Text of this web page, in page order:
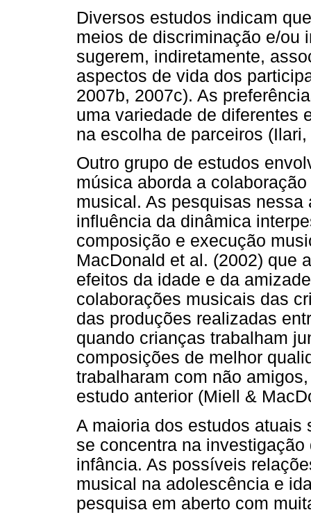
Diversos estudos indicam
meios de discriminação e/ou
sugerem, indiretamente,
aspectos de vida dos
2007b, 2007c). As
uma variedade de diferentes
na escolha de parceiros (Ilari,
Outro grupo de estudos
música aborda a
musical. As pesquisas
influência da dinâmica
composição e execução
MacDonald et al. (2002) que
efeitos da idade e da
colaborações musicais das
das produções realizadas
quando crianças trabalham
composições de melhor
trabalharam com não
estudo anterior (Miell &
A maioria dos estudos
se concentra na
infância. As possíveis
musical na adolescência e
pesquisa em aberto com